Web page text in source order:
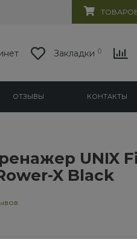
Закладки 0
ОТЗЫВЫ КОНТАКТЫ
UNIX
X Black